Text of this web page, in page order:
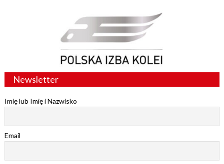
Newsletter
Imię lub Imię i Nazwisko
Email